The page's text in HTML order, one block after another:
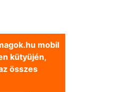
mobil
kütyüjén,
összes